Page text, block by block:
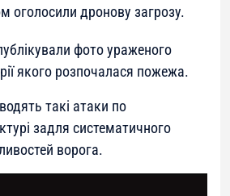
оголосили дронову загрозу.
фото ураженого
якого розпочалася пожежа.
такі атаки по
задля систематичного
ворога.